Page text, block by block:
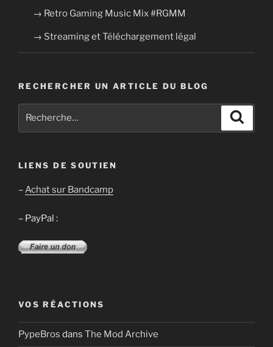
→ Retro Gaming Music Mix #RGMM
→ Streaming et Téléchargement légal
RECHERCHER UN ARTICLE DU BLOG
LIENS DE SOUTIEN
–Achat sur Bandcamp
– PayPal :
VOS RÉACTIONS
PypeBros dans The Mod Archive